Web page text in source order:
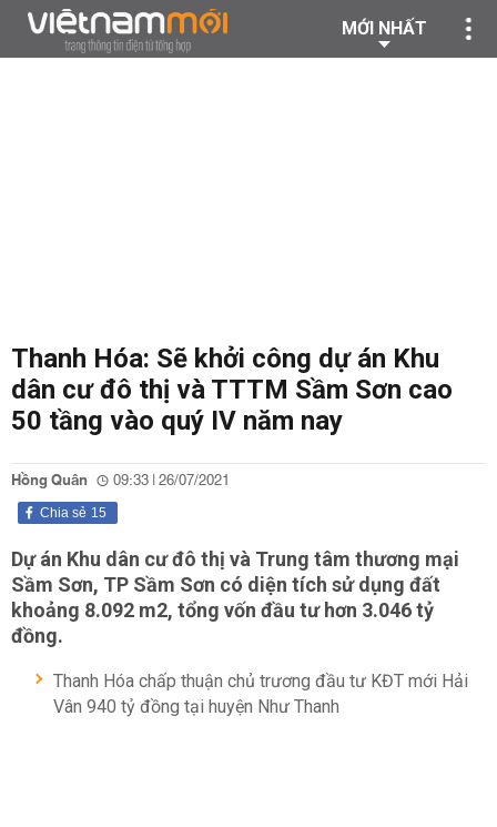
MỚI NHẤT
Thanh Hóa: Sẽ khởi công dự án Khu
dân cư đô thị và TTTM Sầm Sơn cao
50 tầng vào quý IV năm nay
Hồng Quân 09:33 | 26/07/2021
15
Chia sẻ
Dự án Khu dân cư đô thị và Trung tâm thương mại
Sầm Sơn, TP Sầm Sơn có diện tích sử dụng đất
khoảng 8.092 m2, tổng vốn đầu tư hơn 3.046 tỷ
đồng.
Thanh Hóa chấp thuận chủ trương đầu tư KĐT mới Hải
Vân 940 tỷ đồng tại huyện Như Thanh